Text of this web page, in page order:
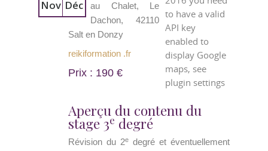
Nov Déc
to have a valid
API key
enabled to
display Google
maps, see
plugin settings
au Chalet, Le
Dachon, 42110
Salt en Donzy
reikiformation .fr
Prix : 190 €
Aperçu du contenu du
stage 3e degré
Révision du 2e degré et éventuellement